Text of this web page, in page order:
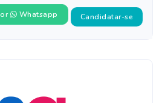
Whatsapp Candidatar-se